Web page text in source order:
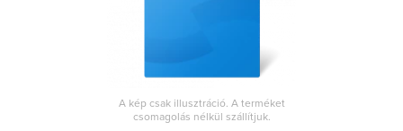
MS Exchange Server
MS SharePoint ServerA kép csak illusztráció. A terméket
csomagolás nélkül szállítjuk.